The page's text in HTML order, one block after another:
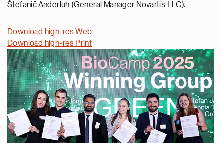
Štefanič Anderluh (General Manager Novartis LLC).
Download high-res Web
Download high-res Print